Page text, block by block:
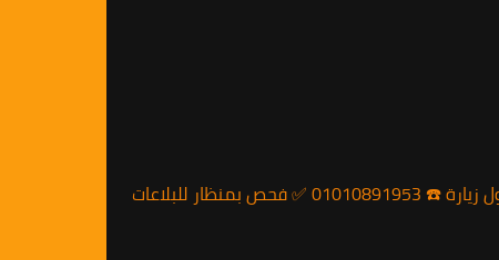
🛡️ ضمان 5 سنين مكتوب — تقرير فحص رسمي مع كل زيارة إبادة صراصير شارع الثورة مصر الجديدة بجل ألماني بدون رائحة.. النتيجة من أول زيارة ☎️ 01010891953 ✅ فحص بمنظار للبلاعات